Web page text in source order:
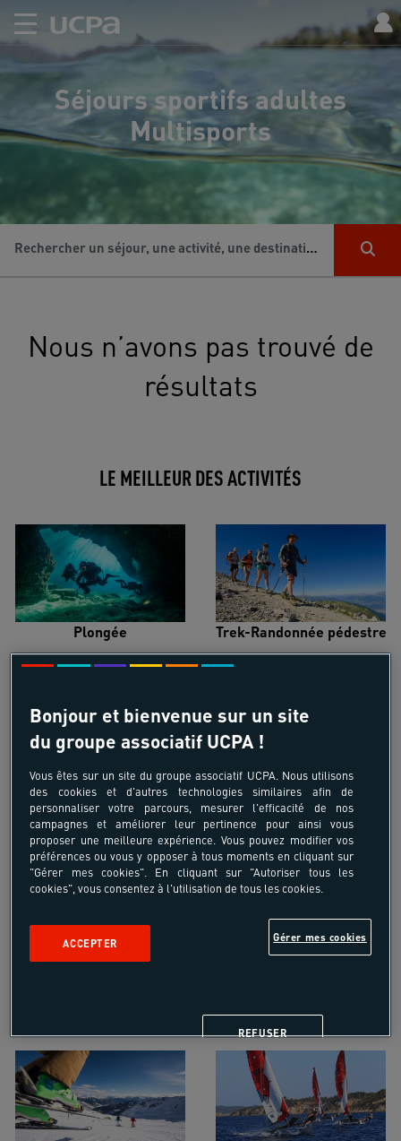
Séjours sportifs adultes
Multisports
Rechercher un séjour, une activité, une destination...
Nous n’avons pas trouvé de
résultats
LE MEILLEUR DES ACTIVITÉS
Plongée Trek-Randonnée pédestre
Croisière voilier Alpinisme
Snowboard
Bonjour et bienvenue sur un site
du groupe associatif UCPA !
Vous êtes sur un site du groupe associatif UCPA. Nous utilisons
des cookies et d'autres technologies similaires afin de
personnaliser votre parcours, mesurer l'efficacité de nos
campagnes et améliorer leur pertinence pour ainsi vous
proposer une meilleure expérience. Vous pouvez modifier vos
préférences ou vous y opposer à tous moments en cliquant sur
"Gérer mes cookies". En cliquant sur "Autoriser tous les
cookies", vous consentez à l'utilisation de tous les cookies.
Gérer mes cookies
REFUSER
ACCEPTER